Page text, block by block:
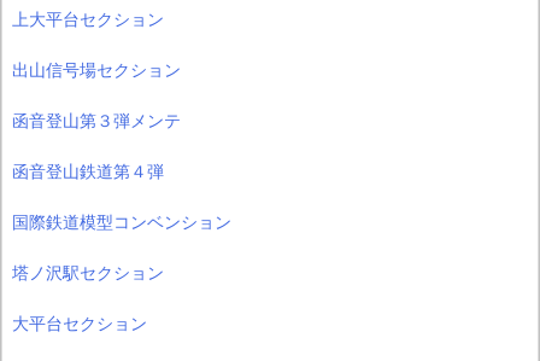
上大平台セクション
出山信号場セクション
函音登山第３弾メンテ
函音登山鉄道第４弾
国際鉄道模型コンベンション
塔ノ沢駅セクション
大平台セクション